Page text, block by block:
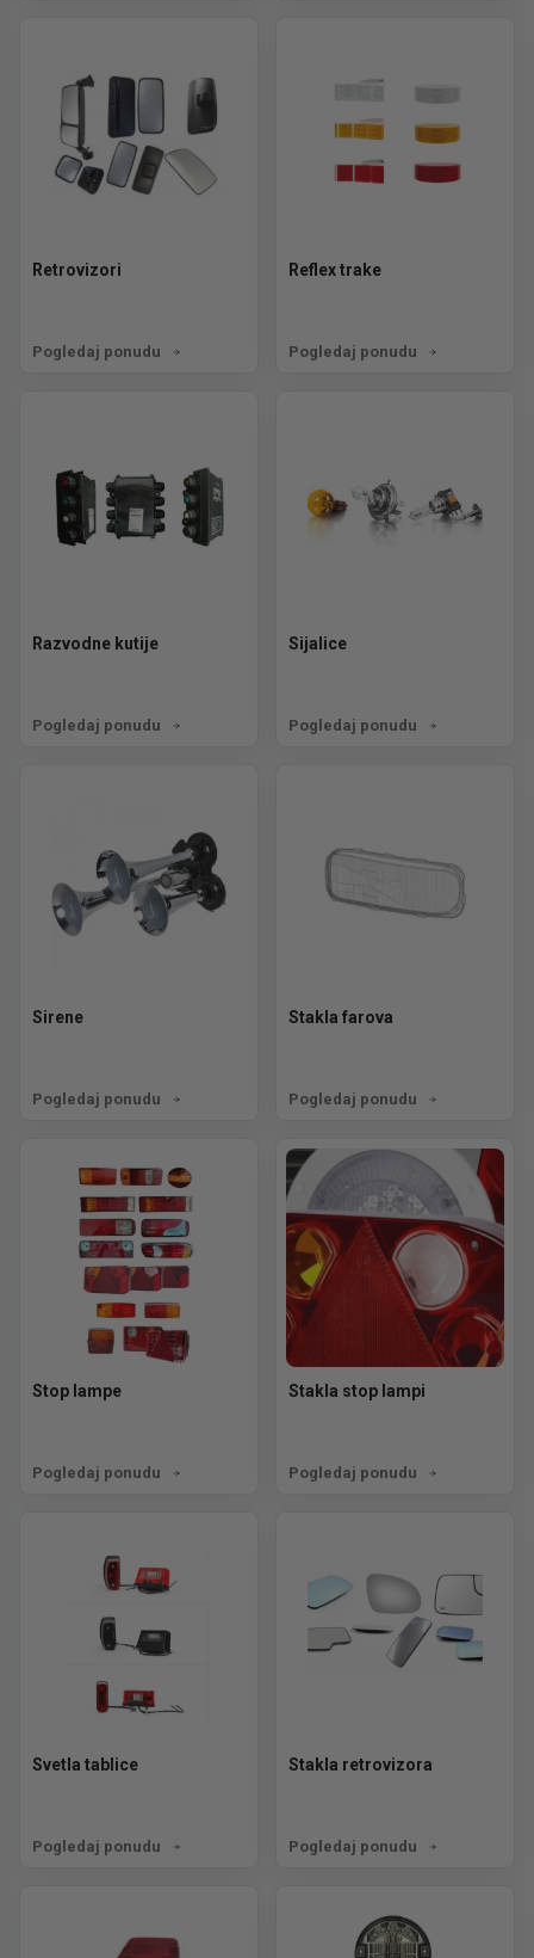
Retrovizori
Pogledaj ponudu
Reflex trake
Pogledaj ponudu
Razvodne kutije
Pogledaj ponudu
Sijalice
Pogledaj ponudu
Sirene
Pogledaj ponudu
Stakla farova
Pogledaj ponudu
Stop lampe
Pogledaj ponudu
Stakla stop lampi
Pogledaj ponudu
Svetla tablice
Pogledaj ponudu
Stakla retrovizora
Pogledaj ponudu